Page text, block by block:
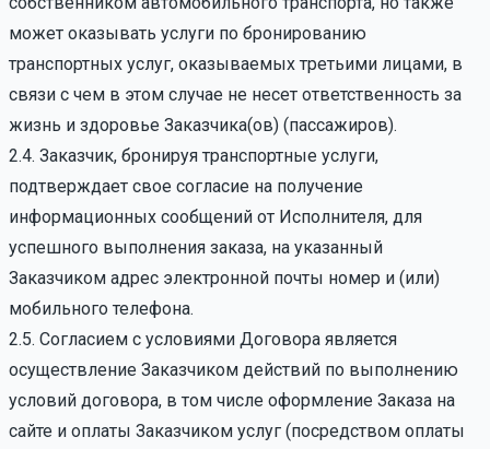
может оказывать услуги по бронированию
транспортных услуг, оказываемых третьими лицами, в
связи с чем в этом случае не несет ответственность за
жизнь и здоровье Заказчика(ов) (пассажиров).
2.4. Заказчик, бронируя транспортные услуги,
подтверждает свое согласие на получение
информационных сообщений от Исполнителя, для
успешного выполнения заказа, на указанный
Заказчиком адрес электронной почты номер и (или)
мобильного телефона.
2.5. Согласием с условиями Договора является
осуществление Заказчиком действий по выполнению
условий договора, в том числе оформление Заказа на
сайте и оплаты Заказчиком услуг (посредством оплаты